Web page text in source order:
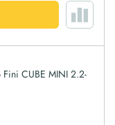
CUBE MINI 2.2-